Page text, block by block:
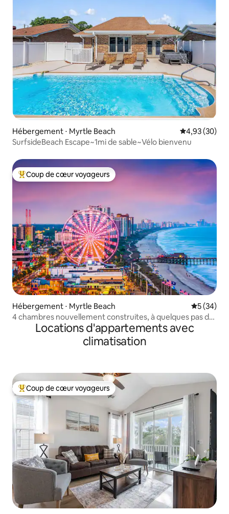
Hébergement ⋅ Myrtle Beach Évaluation
4,93 (30)
SurfsideBeach Escape~1mi de sable~Vélo bienvenu
Coups de cœur voyageurs les plus appréciés
Coup de cœur voyageurs
Hébergement ⋅ Myrtle Beach
5 (34)
4 chambres nouvellement construites, à quelques pas de
la plage, barbecue, téléviseurs intelligents
Locations d'appartements avec
climatisation
Coups de cœur voyageurs les plus appréciés
Coup de cœur voyageurs